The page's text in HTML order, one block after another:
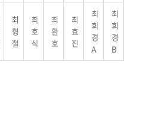
최
형
철
최
호
식
최
환
호
최
효
진
최
희
경
A
최
희
경
B